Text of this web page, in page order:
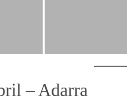
– Adarra